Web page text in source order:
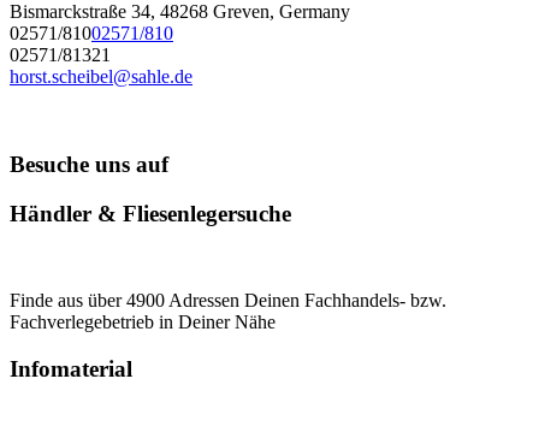
Bismarckstraße 34, 48268 Greven, Germany
02571/81002571/810
02571/81321
horst.scheibel@sahle.de
Besuche uns auf
Händler & Fliesenlegersuche
Finde aus über 4900 Adressen Deinen Fachhandels- bzw.
Fachverlegebetrieb in Deiner Nähe
Infomaterial